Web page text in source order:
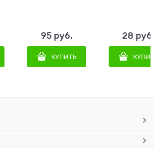
95 руб.
КУПИТЬ
28